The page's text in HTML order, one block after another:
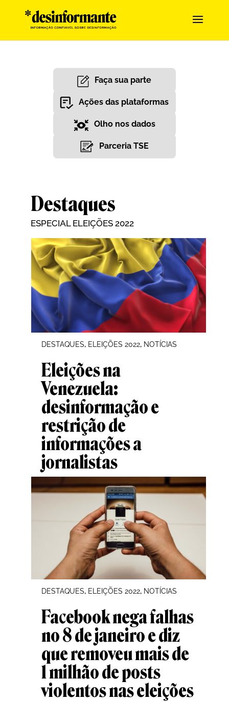
Faça sua parte
Ações das plataformas
Olho nos dados
Parceria TSE
Destaques
ESPECIAL ELEIÇÕES 2022
DESTAQUES, ELEIÇÕES 2022, NOTÍCIAS
Eleições na
Venezuela:
desinformação e
restrição de
informações a
jornalistas
DESTAQUES, ELEIÇÕES 2022, NOTÍCIAS
Facebook nega falhas
no 8 de janeiro e diz
que removeu mais de
1 milhão de posts
violentos nas eleições